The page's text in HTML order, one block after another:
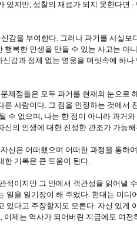
있지만, 성찰의 재료가 되지 못한다면 -
감을 부여한다. 그러나 과거를 사실보
행복한 인생을 만들 수 있는 사고는 아
감과 정체 없는 영웅을 머릿속에 하나
제점들은 모두 과거를 현재의 눈으로
사람이다. 그 점을 인정하는 것에서
수 없으며, 나는 한 점이 아니라 과거와
신의 인생에 대한 진정한 관조가 가능
신은 어떠했으며 어떠한 과정을 통하
한 기록은 큰 도움이 된다.
적이지만 그 안에서 객관성을 읽어낼
일을 일기장이 해 주었다. 현대는 미디
있다고 주장할지도 모른다. 자신 있게
이제는 역사가 되어버린 지금에도 여전